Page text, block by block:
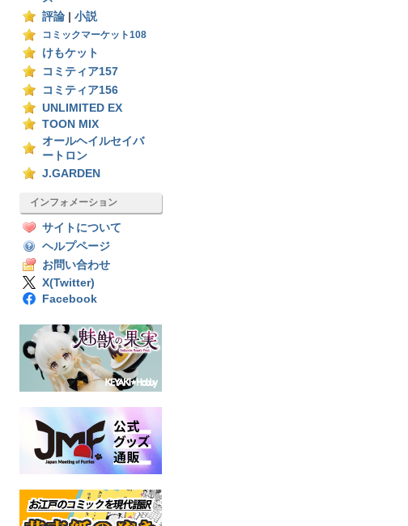
評論
小説
コミックマーケット108
けもケット
コミティア157
コミティア156
UNLIMITED EX
TOON MIX
オールヘイルセイバ
ートロン
J.GARDEN
インフォメーション
サイトについて
ヘルプページ
お問い合わせ
X(Twitter)
Facebook